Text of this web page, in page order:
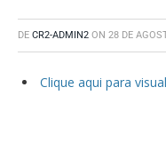
DE CR2-ADMIN2 ON 28 DE
Clique aqui para